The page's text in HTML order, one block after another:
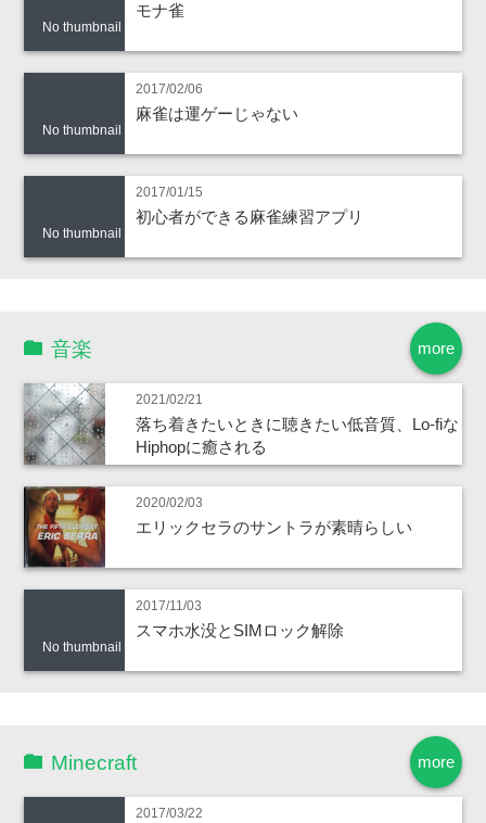
No thumbnail
モナ雀
No thumbnail
2017/02/06
麻雀は運ゲーじゃない
No thumbnail
2017/01/15
初心者ができる麻雀練習アプリ
more
音楽
2021/02/21
落ち着きたいときに聴きたい低音質、Lo-fiな
Hiphopに癒される
2020/02/03
エリックセラのサントラが素晴らしい
No thumbnail
2017/11/03
スマホ水没とSIMロック解除
more
Minecraft
2017/03/22